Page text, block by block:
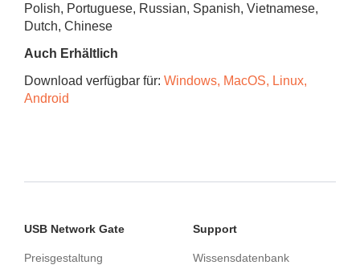
Polish, Portuguese, Russian, Spanish, Vietnamese,
Dutch, Chinese
Auch Erhältlich
Download verfügbar für: Windows, MacOS, Linux,
Android
USB Network Gate
Preisgestaltung
Support
Wissensdatenbank